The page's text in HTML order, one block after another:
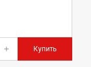
Купить